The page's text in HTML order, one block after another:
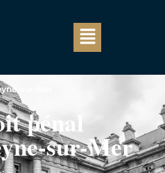
sur-Mer
pénal
sur-Mer